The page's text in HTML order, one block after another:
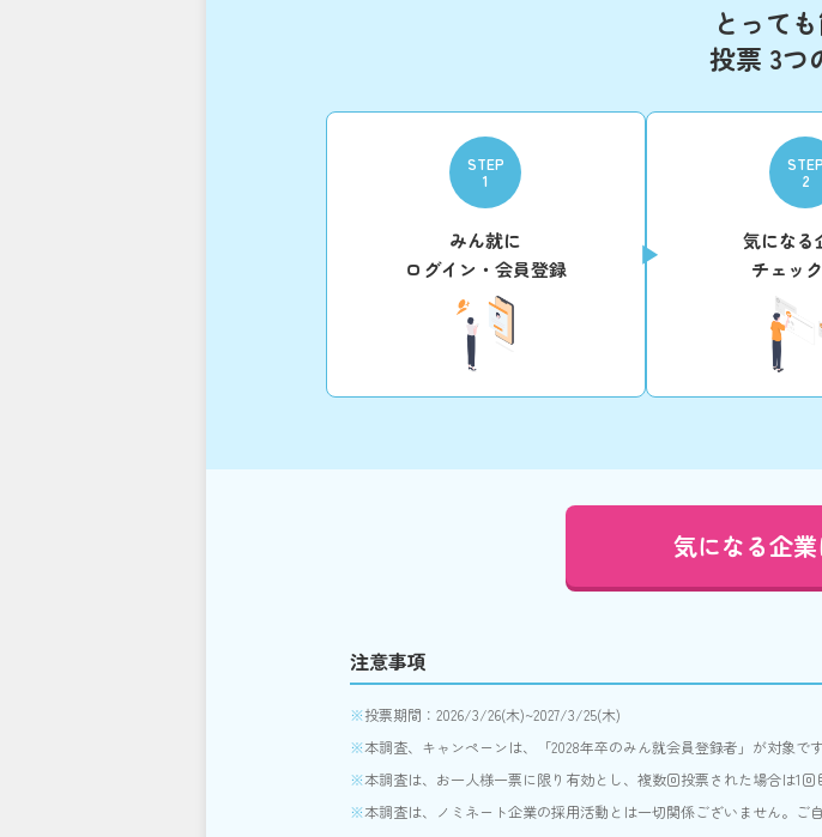
とって
投票 3つ
STEP
1
みん就に
ログイン・会員登録
STEP
2
気になる
チェッ
気になる企
注意事項
投票期間：2026/3/26(木)~2027/3/25(木)
本調査、キャンペーンは、「2028年卒のみん就会員登録者」が対象で
本調査は、お一人様一票に限り有効とし、複数回投票された場合は1回
本調査は、ノミネート企業の採用活動とは一切関係ございません。ご